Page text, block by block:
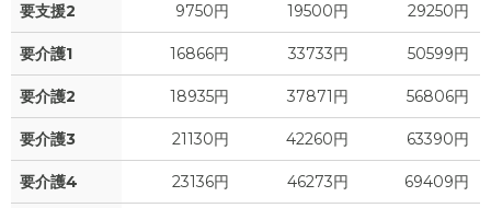
要支援2 9750円 19500円 29250円
要介護1 16866円 33733円 50599円
要介護2 18935円 37871円 56806円
要介護3 21130円 42260円 63390円
要介護4 23136円 46273円 69409円